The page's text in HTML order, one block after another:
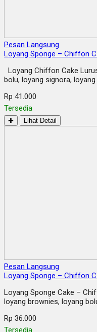
Pesan Langsung
Loyang Sponge – Chiffon
Loyang Chiffon Cake
bolu, loyang signora,
Rp 41.000
Tersedia
✚ Lihat Detail
Pesan Langsung
Loyang Sponge – Chiffon
Loyang Sponge Cake –
loyang brownies, loyang
Rp 36.000
Tersedia